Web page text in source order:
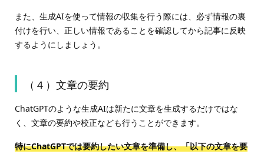
また、生成AIを使って情報の収集を行う際には、必ず情報の裏
付けを行い、正しい情報であることを確認してから記事に反映
するようにしましょう。
（４）文章の要約
ChatGPTのような生成AIは新たに文章を生成するだけではな
く、文章の要約や校正なども行うことができます。
特にChatGPTでは要約したい文章を準備し、「以下の文章を要